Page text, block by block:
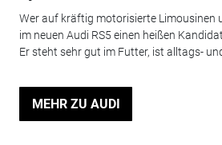
Wer auf kräftig motorisierte Limousinen
im neuen Audi RS5 einen heißen
Er steht sehr gut im Futter, ist alltags-
MEHR ZU AUDI